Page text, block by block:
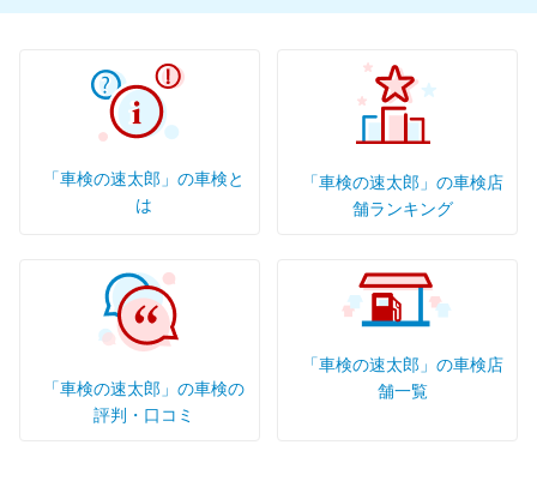
「車検の速太郎」の車検と
は
「車検の速太郎」の車検店
舗ランキング
「車検の速太郎」の車検の
評判・口コミ
「車検の速太郎」の車検店
舗一覧